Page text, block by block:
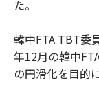
た。
韓中FTA TBT委
年12月の韓中
の円滑化を目的